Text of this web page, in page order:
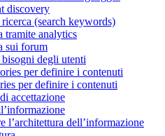
discovery
(search keywords)
tramite analytics
sui forum
degli utenti
per definire i contenuti
per definire i contenuti
accettazione
l’architettura dell’informazione